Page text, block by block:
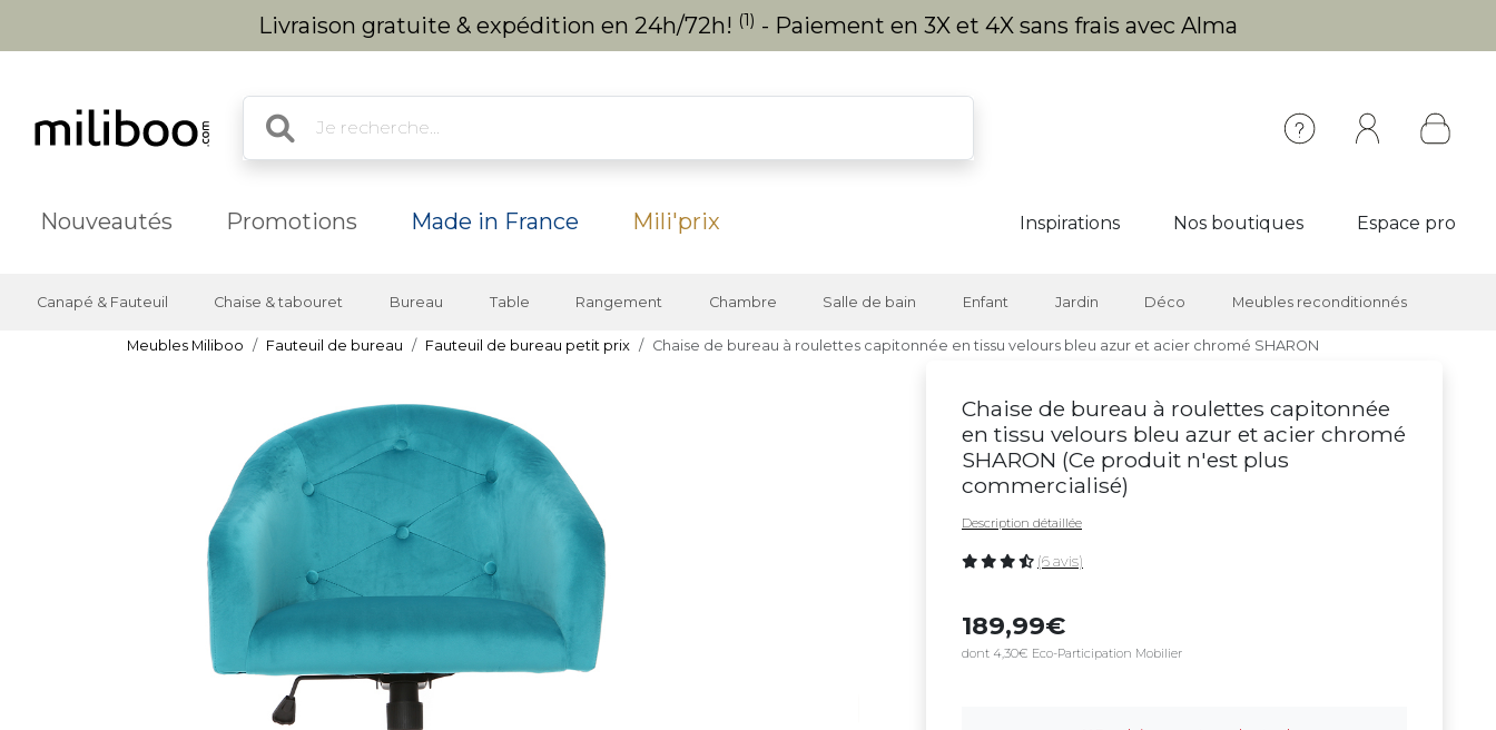
Livraison gratuite & expédition en 24h/72h! (1) - Paiement en 3X et 4X sans frais avec Alma
Nouveautés Promotions Made in France Mili'prix Inspirations Nos boutiques Espace pro
Canapé & Fauteuil Chaise & tabouret Bureau Table Rangement Chambre Salle de bain Enfant Jardin Déco Meubles reconditionnés
Meubles Miliboo Fauteuil de bureau Fauteuil de bureau petit prix Chaise de bureau à roulettes capitonnée en tissu velours bleu azur et acier chromé SHARON
Chaise de bureau à roulettes capitonnée
en tissu velours bleu azur et acier chromé
SHARON (Ce produit n'est plus
commercialisé)
Description détaillée
(6 avis)
189,99
dont 4,30€ Eco-Participation Mobilier